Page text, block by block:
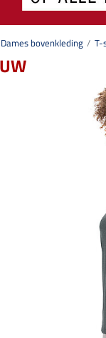
Dames bovenkleding T-